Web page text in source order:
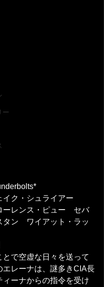
ー
イク・シュライアー
ーレンス・ピュー　セバ
タン　ワイアット・ラッ
とで空虚な日々を送って
エレーナは、謎多きCIA長
ィーナからの指令を受け